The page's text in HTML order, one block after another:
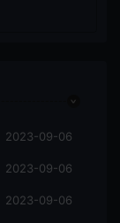
2023-09-06
2023-09-06
2023-09-06